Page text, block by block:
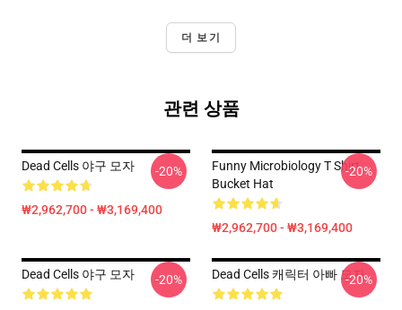
더 보기
관련 상품
Dead Cells 야구 모자
₩2,962,700 - ₩3,169,400
-20%
Funny Microbiology T Shirt
Bucket Hat
₩2,962,700 - ₩3,169,400
-20%
Dead Cells 야구 모자 -20% Dead Cells 캐릭터 아빠 모자
-20%